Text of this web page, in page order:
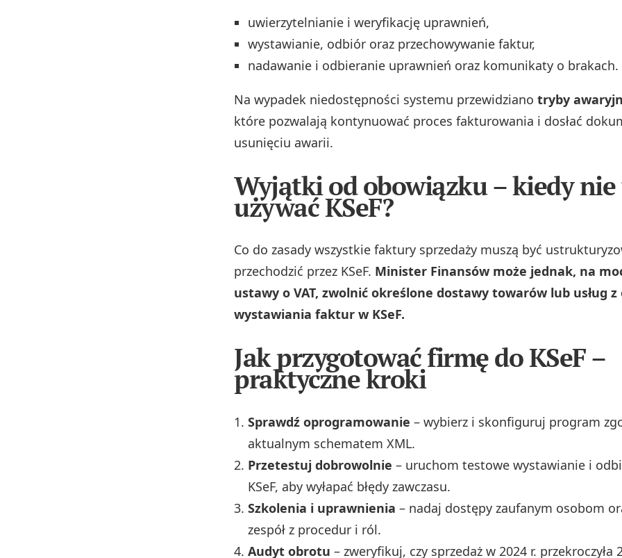
uwierzytelnianie i weryfikację uprawnień,
wystawianie, odbiór oraz przechowywanie faktur,
nadawanie i odbieranie uprawnień oraz komunikaty o brakach.
Na wypadek niedostępności systemu przewidziano tryby
które pozwalają kontynuować proces fakturowania i dosłać
usunięciu awarii.
Wyjątki od obowiązku – kiedy nie
używać KSeF?
Co do zasady wszystkie faktury sprzedaży muszą być
przechodzić przez KSeF. Minister Finansów może jednak, na
ustawy o VAT, zwolnić określone dostawy towarów lub usług
wystawiania faktur w KSeF.
Jak przygotować firmę do KSeF –
praktyczne kroki
Sprawdź oprogramowanie – wybierz i skonfiguruj program
aktualnym schematem XML.
Przetestuj dobrowolnie – uruchom testowe wystawianie i
KSeF, aby wyłapać błędy zawczasu.
Szkolenia i uprawnienia – nadaj dostępy zaufanym osobom
zespół z procedur i ról.
Audyt obrotu – zweryfikuj, czy sprzedaż w 2024 r. przekroczyła